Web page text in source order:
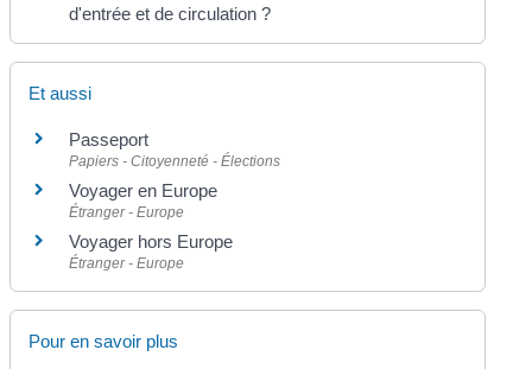
d'entrée et de circulation ?
Et aussi
Passeport
Papiers - Citoyenneté - Élections
Voyager en Europe
Étranger - Europe
Voyager hors Europe
Étranger - Europe
Pour en savoir plus